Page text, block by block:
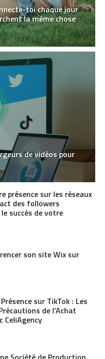
toi chaque jour
la même chose
de vidéos pour
présence sur les réseaux
des followers
succès de votre
son site Wix sur
sur TikTok : Les
de l’Achat
CeliAgency